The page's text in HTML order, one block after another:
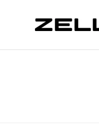
contenido